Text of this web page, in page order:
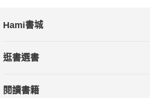
Hami書城
逛書選書
閱讀書籍